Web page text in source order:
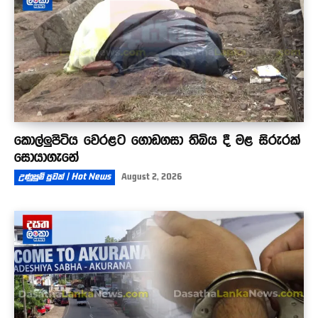
කොල්ලුපිටිය වෙරළට ගොඩගසා තිබිය දී මළ සිරුරක්
සොයාගැනේ
උණුසුම් පුවත් | Hot News August 2, 2026